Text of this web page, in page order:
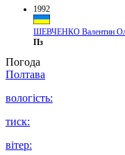
1992
ШЕВЧЕНКО Валентин
Пз
Погода
Полтава
вологість:
тиск:
вітер: